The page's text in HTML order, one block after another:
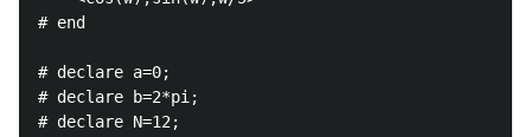
# end
# declare a=0;
# declare b=2*pi;
# declare N=12;